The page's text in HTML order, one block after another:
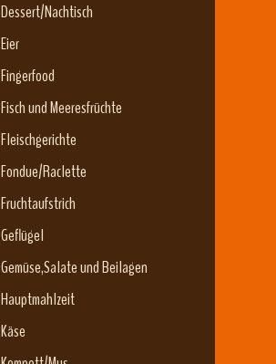
Dessert/Nachtisch
Eier
Fingerfood
Fisch und Meeresfrüchte
Fleischgerichte
Fondue/Raclette
Fruchtaufstrich
Geflügel
Gemüse,Salate und Beilagen
Hauptmahlzeit
Käse